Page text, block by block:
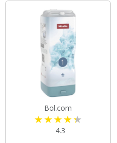
Bol.com
4.3